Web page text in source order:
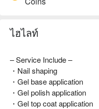
ไฮไลท์
– Service Include –
・Nail shaping
・Gel base application
・Gel polish application
・Gel top coat application